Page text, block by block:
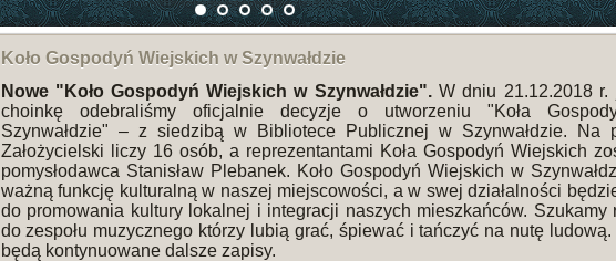
Koło Gospodyń Wiejskich w Szynwałdzie
Nowe "Koło Gospodyń Wiejskich w Szynwałdzie".W dniu 21.12.2018 r.
choinkę odebraliśmy oficjalnie decyzje o utworzeniu "Koła
Szynwałdzie" – z siedzibą w Bibliotece Publicznej w Szynwałdzie. Na
Założycielski liczy 16 osób, a reprezentantami Koła Gospodyń Wiejskich
pomysłodawca Stanisław Plebanek. Koło Gospodyń Wiejskich w
ważną funkcję kulturalną w naszej miejscowości, a w swej działalności
do promowania kultury lokalnej i integracji naszych mieszkańców. Szukamy
do zespołu muzycznego którzy lubią grać, śpiewać i tańczyć na nutę
będą kontynuowane dalsze zapisy.